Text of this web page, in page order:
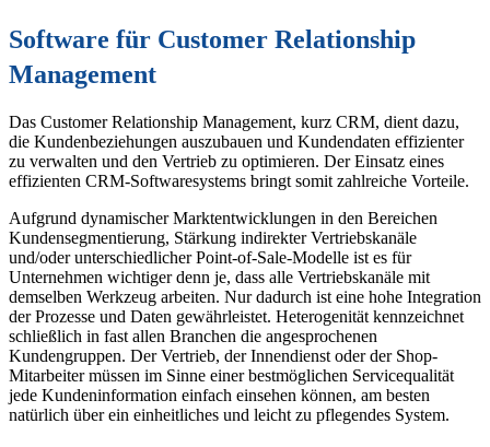
Software für Customer Relationship
Management
Das Customer Relationship Management, kurz CRM, dient dazu,
die Kundenbeziehungen auszubauen und Kundendaten effizienter
zu verwalten und den Vertrieb zu optimieren. Der Einsatz eines
effizienten CRM-Softwaresystems bringt somit zahlreiche Vorteile.
Aufgrund dynamischer Marktentwicklungen in den Bereichen
Kundensegmentierung, Stärkung indirekter Vertriebskanäle
und/oder unterschiedlicher Point-of-Sale-Modelle ist es für
Unternehmen wichtiger denn je, dass alle Vertriebskanäle mit
demselben Werkzeug arbeiten. Nur dadurch ist eine hohe Integration
der Prozesse und Daten gewährleistet. Heterogenität kennzeichnet
schließlich in fast allen Branchen die angesprochenen
Kundengruppen. Der Vertrieb, der Innendienst oder der Shop-
Mitarbeiter müssen im Sinne einer bestmöglichen Servicequalität
jede Kundeninformation einfach einsehen können, am besten
natürlich über ein einheitliches und leicht zu pflegendes System.